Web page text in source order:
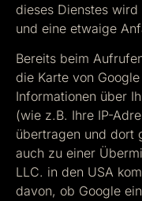
dieses Dienstes
und eine etwaige
Bereits beim
die Karte von
Informationen über
(wie z.B. Ihre IP-
übertragen und dort
auch zu einer
LLC. in den USA
davon, ob Google